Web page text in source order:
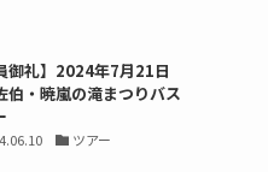
御礼】2024年7月21日
伯・暁嵐の滝まつりバス
ツアー